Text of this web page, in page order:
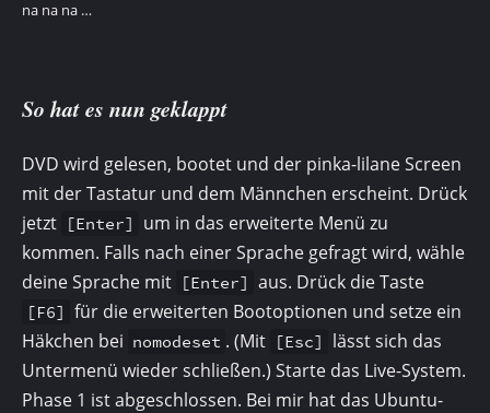
na na na …
So hat es nun geklappt
DVD wird gelesen, bootet und der pinka-lilane Screen
mit der Tastatur und dem Männchen ersch­eint. Drück
jetzt [Enter]
um in das erweiterte Menü zu
kommen. Falls nach einer Sprache gefragt wird, wähle
deine Sprache mit [Enter] aus. Drück die Taste
[F6] für die erweiterten Bootoptionen und setze ein
Häkchen bei nomodeset . (Mit [Esc]
lässt sich das
Untermenü wieder schließen.) Starte das Live-System.
Phase 1 ist abgeschlossen. Bei mir hat das Ubuntu-